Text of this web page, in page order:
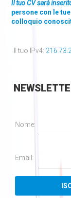
Il tuo CV sarà
persone con le
colloquio
Il tuo IPv4:
Nome:
Email: